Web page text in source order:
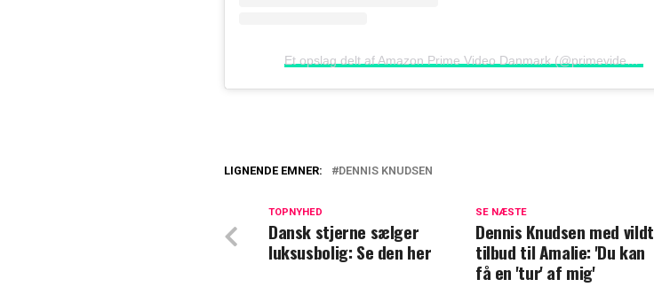
Dennis Knudsen deler hjerteskærende opslag
LIGNENDE EMNER: DENNIS KNUDSEN
SE NÆSTE
Dennis Knudsen med vildt
tilbud til Amalie: 'Du kan
få en 'tur' af mig'
TOPNYHED
Dansk stjerne sælger
luksusbolig: Se den her